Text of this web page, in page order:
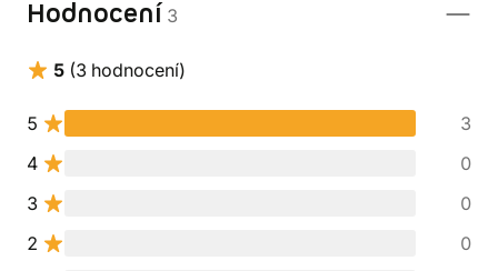
Hodnocení 3
5 (3 hodnocení)
5
3
4
0
3
0
2
0